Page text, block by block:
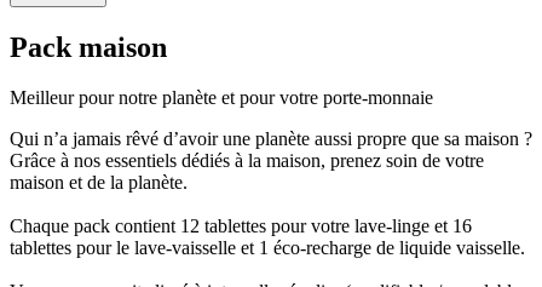
Pack maison
Meilleur pour notre planète et pour votre porte-monnaie
Qui n’a jamais rêvé d’avoir une planète aussi propre que sa maison ?
Grâce à nos essentiels dédiés à la maison, prenez soin de votre
maison et de la planète.
Chaque pack contient 12 tablettes pour votre lave-linge et 16
tablettes pour le lave-vaisselle et 1 éco-recharge de liquide vaisselle.